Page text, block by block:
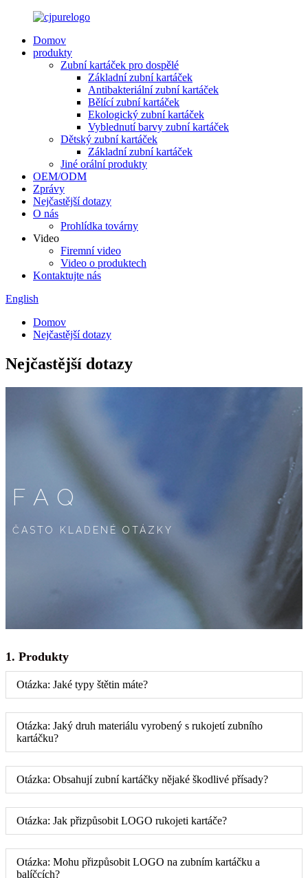
Domov
produkty
Zubní kartáček pro dospělé
Základní zubní kartáček
Antibakteriální zubní kartáček
Bělící zubní kartáček
Ekologický zubní kartáček
Vyblednutí barvy zubní kartáček
Dětský zubní kartáček
Základní zubní kartáček
Jiné orální produkty
OEM/ODM
Zprávy
Nejčastější dotazy
O nás
Prohlídka továrny
Video
Firemní video
Video o produktech
Kontaktujte nás
English
Domov
Nejčastější dotazy
Nejčastější dotazy
FAQ
ČASTO KLADENÉ OTÁZKY
1. Produkty
Otázka: Jaké typy štětin máte?
Otázka: Jaký druh materiálu vyrobený s rukojetí zubního
kartáčku?
Otázka: Obsahují zubní kartáčky nějaké škodlivé přísady?
Otázka: Jak přizpůsobit LOGO rukojeti kartáče?
Otázka: Mohu přizpůsobit LOGO na zubním kartáčku a
balíčcích?